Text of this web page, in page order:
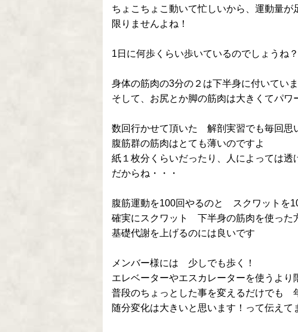
ちょこちょこ動いて忙しいから、運動量が
限りませんよね！
1日に何歩くらい歩いているのでしょうね？
身体の筋肉の3分の２は下半身に付いてい
そして、お尻とか脚の筋肉は大きくてパワ
数回行かせて頂いた 解剖実習でも毎回思
腹筋群の筋肉はとても薄いのですよ
紙１枚分くらいだったり、人によっては透
だからね・・・
腹筋運動を100回やるのと スクワットを
確実にスクワット 下半身の筋肉を使った
基礎代謝を上げるのには良いです
メンバー様には 少しでも歩く！
エレベーターやエスカレーターを使うより
普段のちょっとした事を変えるだけでも
随分変化は大きいと思います！って伝えて